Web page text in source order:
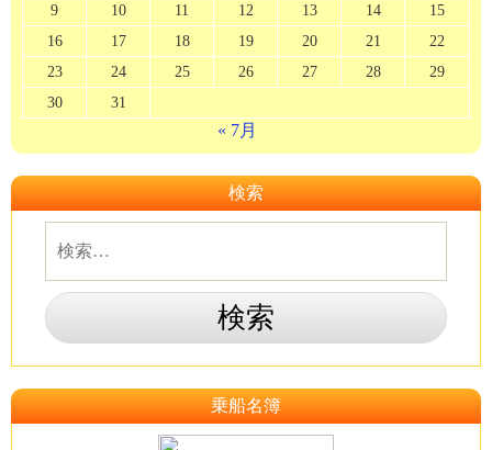
9
10 11 12 13 14
15
16
17 18 19 20 21
22
23
24 25 26 27 28
29
30
31
« 7月
検索
乗船名簿